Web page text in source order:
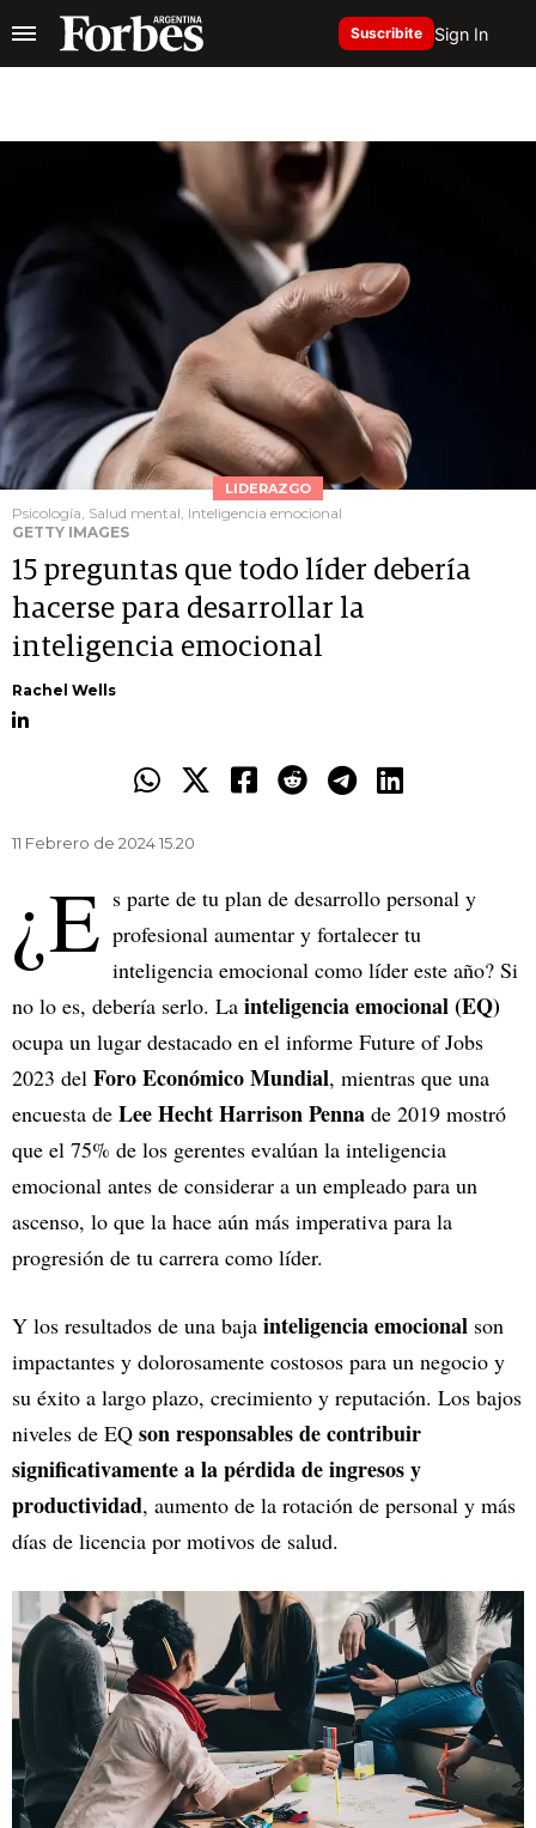
Suscribite Sign In
LIDERAZGO
Psicología, Salud mental, Inteligencia emocional
GETTY IMAGES
15 preguntas que todo líder debería
hacerse para desarrollar la
inteligencia emocional
Rachel Wells
11 Febrero de 2024 15.20
¿E s parte de tu plan de desarrollo personal y
profesional aumentar y fortalecer tu
inteligencia emocional como líder este año? Si
no lo es, debería serlo. La inteligencia emocional (EQ)
ocupa un lugar destacado en el informe Future of Jobs
2023 del Foro Económico Mundial, mientras que una
encuesta de Lee Hecht Harrison Penna de 2019 mostró
que el 75% de los gerentes evalúan la inteligencia
emocional antes de considerar a un empleado para un
ascenso, lo que la hace aún más imperativa para la
progresión de tu carrera como líder.
Y los resultados de una baja inteligencia emocional son
impactantes y dolorosamente costosos para un negocio y
su éxito a largo plazo, crecimiento y reputación. Los bajos
niveles de EQ son responsables de contribuir
significativamente a la pérdida de ingresos y
productividad, aumento de la rotación de personal y más
días de licencia por motivos de salud.